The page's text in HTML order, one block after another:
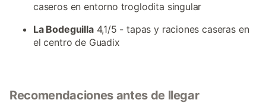
caseros en entorno troglodita singular
La Bodeguilla4,1/5 - tapas y raciones caseras en
el centro de Guadix
Recomendaciones antes de llegar